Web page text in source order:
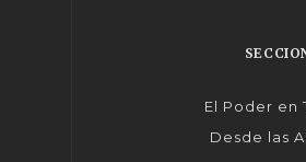
El Poder en
Desde las